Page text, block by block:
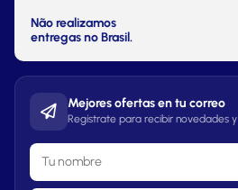
Não realizamos
entregas no Brasil.
Mejores ofertas en tu correo
Regístrate para recibir novedades